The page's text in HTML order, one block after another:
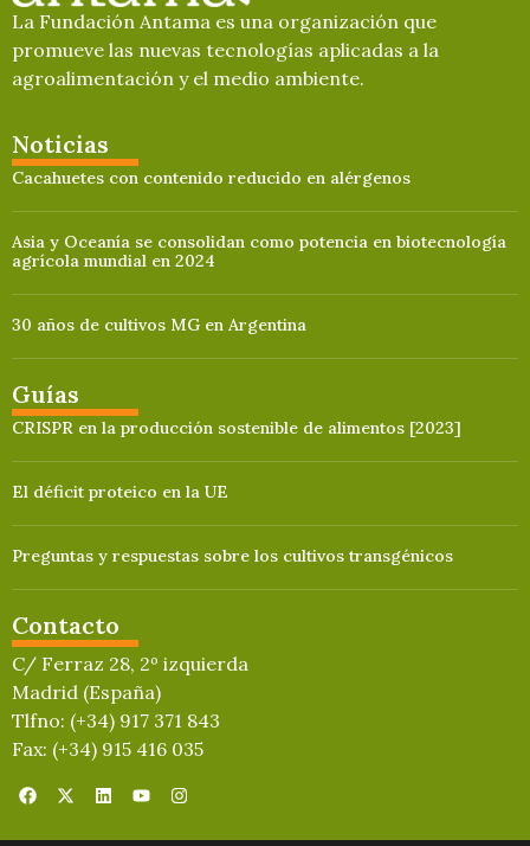
La Fundación Antama es una organización que
promueve las nuevas tecnologías aplicadas a la
agroalimentación y el medio ambiente.
Noticias
Cacahuetes con contenido reducido en alérgenos
Asia y Oceanía se consolidan como potencia en biotecnología
agrícola mundial en 2024
30 años de cultivos MG en Argentina
Guías
CRISPR en la producción sostenible de alimentos [2023]
El déficit proteico en la UE
Preguntas y respuestas sobre los cultivos transgénicos
Contacto
C/ Ferraz 28, 2º izquierda
Madrid (España)
Tlfno: (+34) 917 371 843
Fax: (+34) 915 416 035